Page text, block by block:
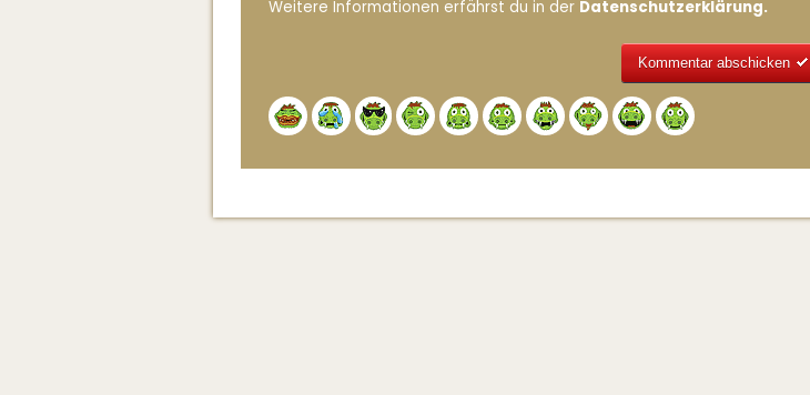
Weitere Informationen erfährst du in der Datenschutzerklärung.